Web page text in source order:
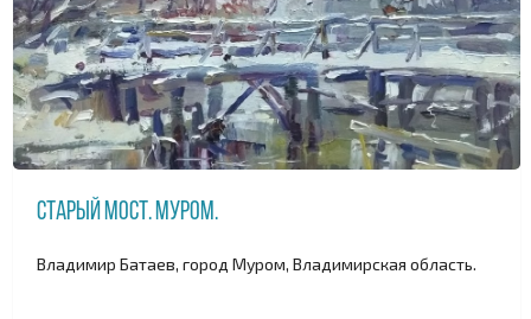
Старый мост. Муром.
Владимир Батаев, город Муром, Владимирская область.